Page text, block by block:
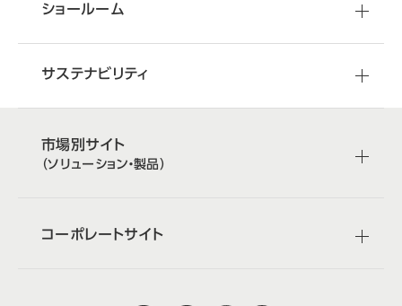
ショールーム
サステナビリティ
市場別サイト
（ソリューション・製品）
コーポレートサイト